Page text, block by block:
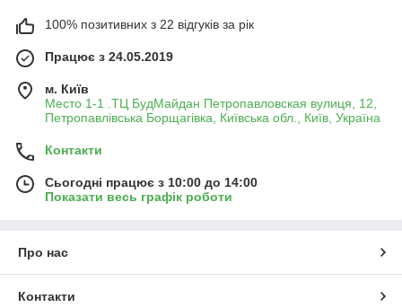
100% позитивних з 22 відгуків за рік
Працює з 24.05.2019
м. Київ
Место 1-1 .ТЦ БудМайдан Петропавловская вулиця, 12,
Петропавлівська Борщагівка, Київська обл., Київ, Україна
Контакти
Сьогодні працює з 10:00 до 14:00
Показати весь графік роботи
Про нас
Контакти